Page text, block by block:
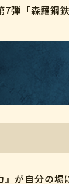
弾「森羅鋼鉄
』が自分の